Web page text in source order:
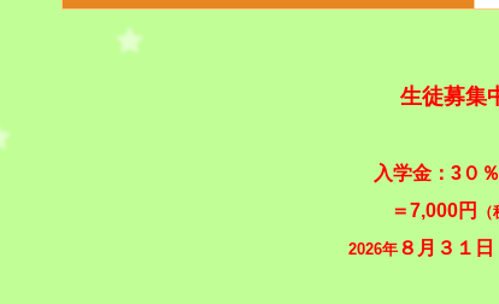
生徒募集
入学金：3０
＝7,000円
2026年８月３１日